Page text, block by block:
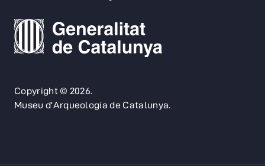
Copyright © 2026.
Museu d'Arqueologia de Catalunya.